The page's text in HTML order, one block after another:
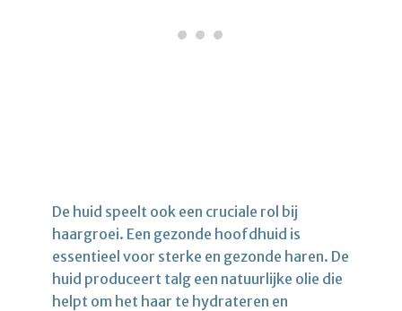
De huid speelt ook een cruciale rol bij
haargroei. Een gezonde hoofdhuid is
essentieel voor sterke en gezonde haren. De
huid produceert talg een natuurlijke olie die
helpt om het haar te hydrateren en